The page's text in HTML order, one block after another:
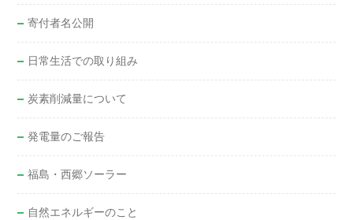
寄付者名公開
日常生活での取り組み
炭素削減量について
発電量のご報告
福島・西郷ソーラー
自然エネルギーのこと